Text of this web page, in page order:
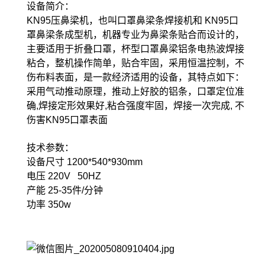
设备简介：
KN95压鼻梁机，也叫口罩鼻梁条焊接机和 KN95口
罩鼻梁条成型机，机器专业为鼻梁条贴合而设计的，
主要适用于折叠口罩，杯型口罩鼻梁铝条电热波焊接
粘合，整机操作简单，贴合牢固，采用恒温控制，不
伤布料表面，是一款经济适用的设备，其特点如下：
采用气动推动原理，推动上好胶的铝条，口罩定位准
确,焊接定形效果好,粘合强度牢固，焊接一次完成, 不
伤害KN95口罩表面
技术参数：
设备尺寸 1200*540*930mm
电压 220V 50HZ
产能 25-35件/分钟
功率 350w